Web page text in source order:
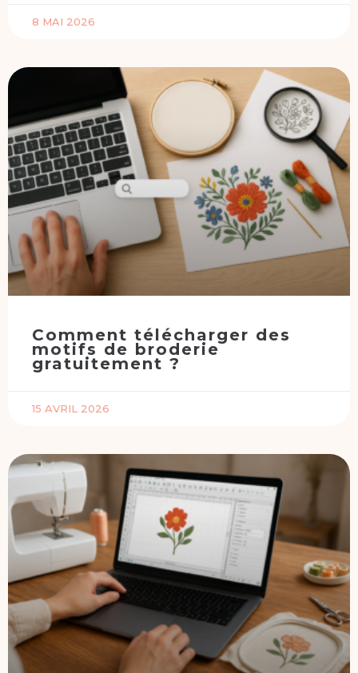
8 MAI 2026
Comment télécharger des
motifs de broderie
gratuitement ?
15 AVRIL 2026